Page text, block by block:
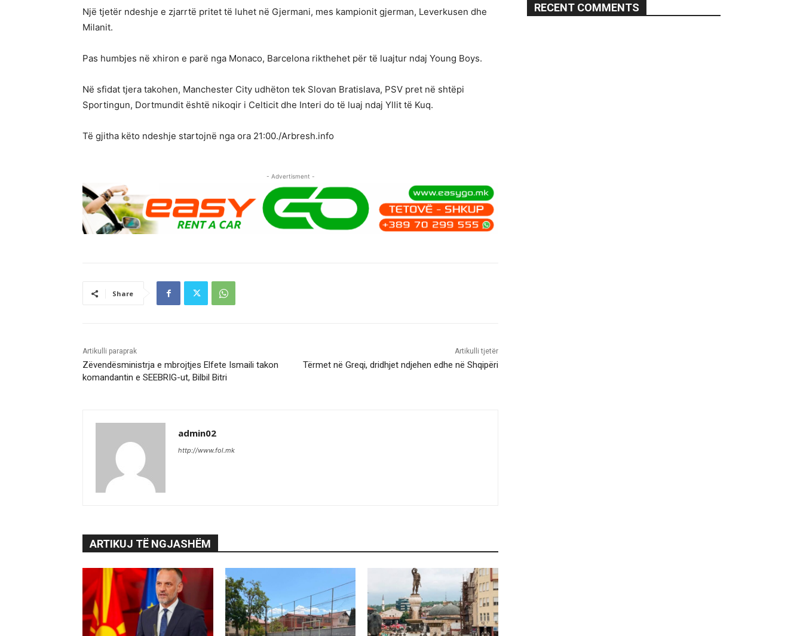
Një tjetër ndeshje e zjarrtë pritet të luhet në Gjermani, mes kampionit gjerman, Leverkusen dhe
Milanit.
Pas humbjes në xhiron e parë nga Monaco, Barcelona rikthehet për të luajtur ndaj Young Boys.
Në sfidat tjera takohen, Manchester City udhëton tek Slovan Bratislava, PSV pret në shtëpi
Sportingun, Dortmundit është nikoqir i Celticit dhe Interi do të luaj ndaj Yllit të Kuq.
Të gjitha këto ndeshje startojnë nga ora 21:00./Arbresh.info
- Advertisment -
Share
Artikulli paraprak
Zëvendësministrja e mbrojtjes Elfete Ismaili takon
komandantin e SEEBRIG-ut, Bilbil Bitri
Artikulli tjetër
Tërmet në Greqi, dridhjet ndjehen edhe në Shqipëri
admin02
http://www.fol.mk
ARTIKUJ TË NGJASHËM
RECENT COMMENTS